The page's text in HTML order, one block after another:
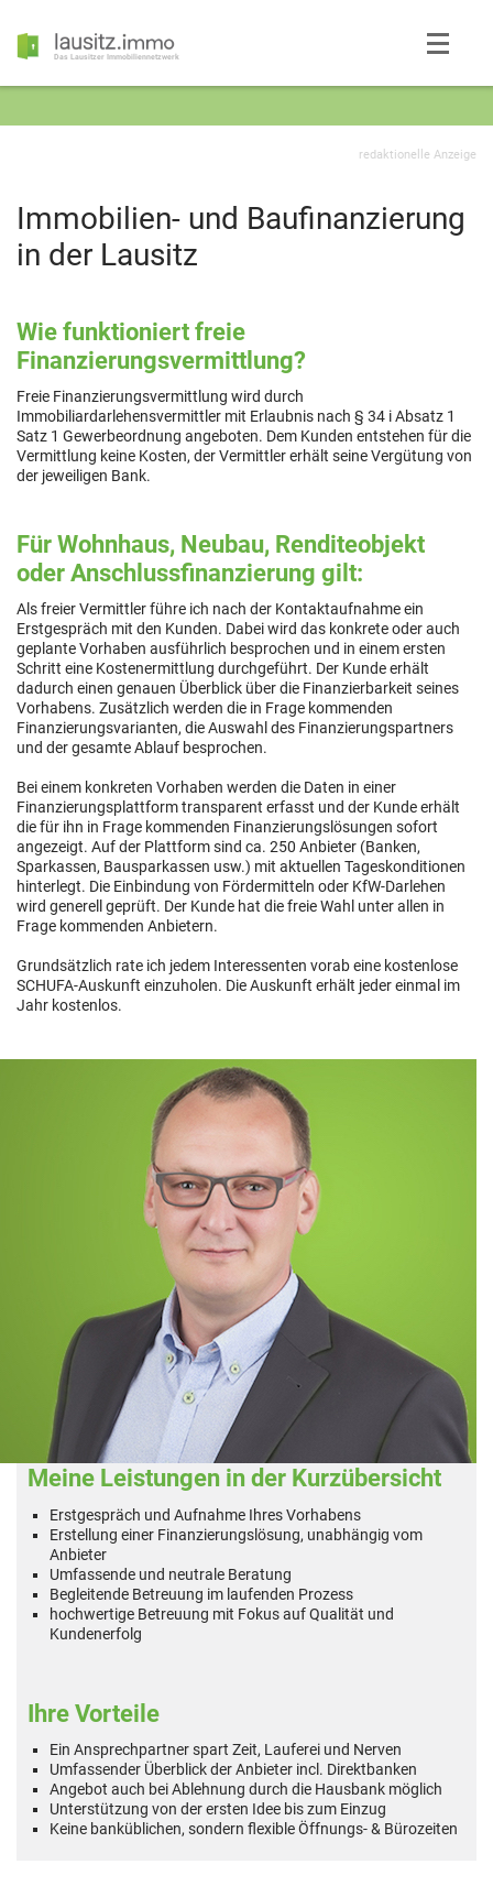
Das Lausitzer Immobiliennetzwerk
redaktionelle Anzeige
Immobilien- und Baufinanzierung
in der Lausitz
Wie funktioniert freie
Finanzierungsvermittlung?
Freie Finanzierungsvermittlung wird durch
Immobiliardarlehensvermittler mit Erlaubnis nach § 34 i Absatz 1
Satz 1 Gewerbeordnung angeboten. Dem Kunden entstehen für die
Vermittlung keine Kosten, der Vermittler erhält seine Vergütung von
der jeweiligen Bank.
Für Wohnhaus, Neubau, Renditeobjekt
oder Anschlussfinanzierung gilt:
Als freier Vermittler führe ich nach der Kontaktaufnahme ein
Erstgespräch mit den Kunden. Dabei wird das konkrete oder auch
geplante Vorhaben ausführlich besprochen und in einem ersten
Schritt eine Kostenermittlung durchgeführt. Der Kunde erhält
dadurch einen genauen Überblick über die Finanzierbarkeit seines
Vorhabens. Zusätzlich werden die in Frage kommenden
Finanzierungsvarianten, die Auswahl des Finanzierungspartners
und der gesamte Ablauf besprochen.
Bei einem konkreten Vorhaben werden die Daten in einer
Finanzierungsplattform transparent erfasst und der Kunde erhält
die für ihn in Frage kommenden Finanzierungslösungen sofort
angezeigt. Auf der Plattform sind ca. 250 Anbieter (Banken,
Sparkassen, Bausparkassen usw.) mit aktuellen Tageskonditionen
hinterlegt. Die Einbindung von Fördermitteln oder KfW-Darlehen
wird generell geprüft. Der Kunde hat die freie Wahl unter allen in
Frage kommenden Anbietern.
Grundsätzlich rate ich jedem Interessenten vorab eine kostenlose
SCHUFA-Auskunft einzuholen. Die Auskunft erhält jeder einmal im
Jahr kostenlos.
Meine Leistungen in der Kurzübersicht
Erstgespräch und Aufnahme Ihres Vorhabens
Erstellung einer Finanzierungslösung, unabhängig vom
Anbieter
Umfassende und neutrale Beratung
Begleitende Betreuung im laufenden Prozess
hochwertige Betreuung mit Fokus auf Qualität und
Kundenerfolg
Ihre Vorteile
Ein Ansprechpartner spart Zeit, Lauferei und Nerven
Umfassender Überblick der Anbieter incl. Direktbanken
Angebot auch bei Ablehnung durch die Hausbank möglich
Unterstützung von der ersten Idee bis zum Einzug
Keine banküblichen, sondern flexible Öffnungs- & Bürozeiten